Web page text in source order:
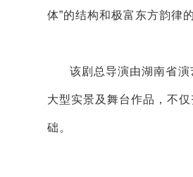
体”的结构和极富东方韵律
该剧总导演由湖南省
大型实景及舞台作品，不
础。